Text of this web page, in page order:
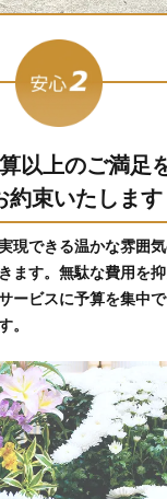
以上のご満足
約束いたします
現できる温かな雰囲
ます。無駄な費用を
ービスに予算を集中
。